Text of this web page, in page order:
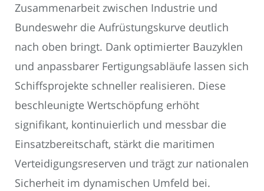
Zusammenarbeit zwischen Industrie und
Bundeswehr die Aufrüstungskurve deutlich
nach oben bringt. Dank optimierter Bauzyklen
und anpassbarer Fertigungsabläufe lassen sich
Schiffsprojekte schneller realisieren. Diese
beschleunigte Wertschöpfung erhöht
signifikant, kontinuierlich und messbar die
Einsatzbereitschaft, stärkt die maritimen
Verteidigungsreserven und trägt zur nationalen
Sicherheit im dynamischen Umfeld bei.